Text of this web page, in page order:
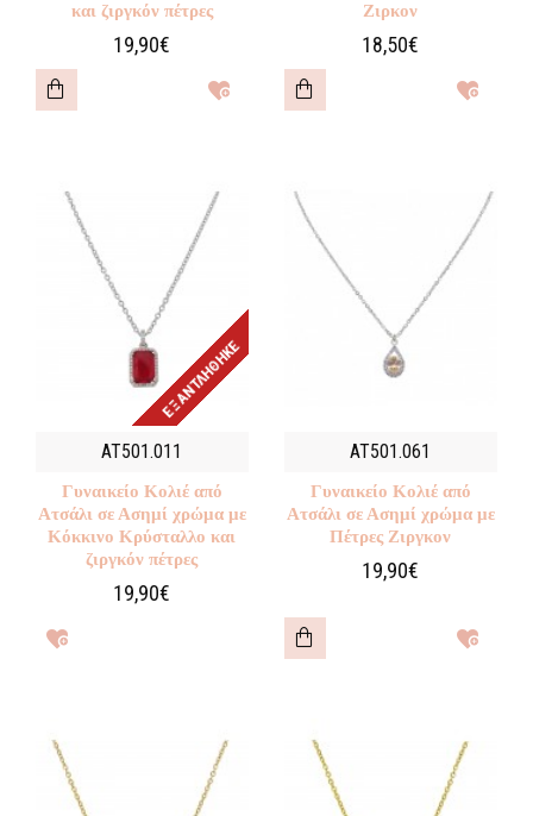
και ζιργκόν πέτρες
19,90€
Ζιρκον
18,50€
ΕΞΑΝΤΛΉΘΗΚΕ
AT501.011
Γυναικείο Κολιέ από
Ατσάλι σε Ασημί χρώμα με
Κόκκινο Κρύσταλλο και
ζιργκόν πέτρες
19,90€
AT501.061
Γυναικείο Κολιέ από
Ατσάλι σε Ασημί χρώμα με
Πέτρες Ζιργκον
19,90€